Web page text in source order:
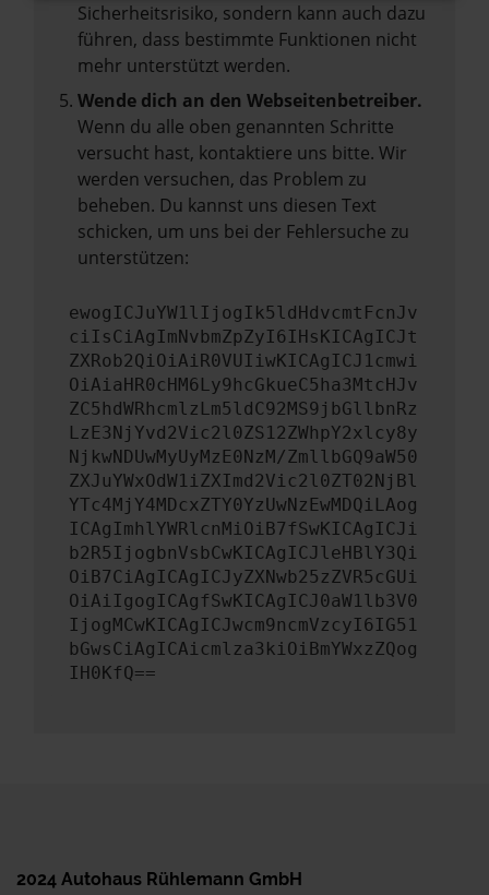
Sicherheitsrisiko, sondern kann auch dazu
führen, dass bestimmte Funktionen nicht
mehr unterstützt werden.
Wende dich an den Webseitenbetreiber.
Wenn du alle oben genannten Schritte
versucht hast, kontaktiere uns bitte. Wir
werden versuchen, das Problem zu
beheben. Du kannst uns diesen Text
schicken, um uns bei der Fehlersuche zu
unterstützen:
ewogICJuYW1lIjogIk5ldHdvcmtFcnJv
ciIsCiAgImNvbmZpZyI6IHsKICAgICJt
ZXRob2QiOiAiR0VUIiwKICAgICJ1cmwi
OiAiaHR0cHM6Ly9hcGkueC5ha3MtcHJv
ZC5hdWRhcmlzLm5ldC92MS9jbGllbnRz
LzE3NjYvd2Vic2l0ZS12ZWhpY2xlcy8y
NjkwNDUwMyUyMzE0NzM/ZmllbGQ9aW50
ZXJuYWxOdW1iZXImd2Vic2l0ZT02NjBl
YTc4MjY4MDcxZTY0YzUwNzEwMDQiLAog
ICAgImhlYWRlcnMiOiB7fSwKICAgICJi
b2R5IjogbnVsbCwKICAgICJleHBlY3Qi
OiB7CiAgICAgICJyZXNwb25zZVR5cGUi
OiAiIgogICAgfSwKICAgICJ0aW1lb3V0
IjogMCwKICAgICJwcm9ncmVzcyI6IG51
bGwsCiAgICAicmlza3kiOiBmYWxzZQog
IH0KfQ==
2024 Autohaus Rühlemann GmbH